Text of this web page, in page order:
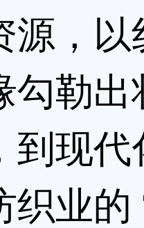
源，
勾勒
到现
织业的